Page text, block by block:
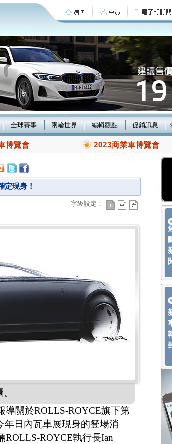
全球賽事 兩輪世界 編輯觀點 促銷訊息
博覽會 2023商業車博覽會
現身！
字級設定：
導關於ROLLS-ROYCE旗下第
年日內瓦車展現身的豋場消
ROYCE執行長Ian